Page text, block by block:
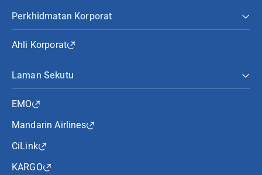
Perkhidmatan Korporat
Ahli Korporat
Laman Sekutu
EMO
Mandarin Airlines
CiLink
KARGO